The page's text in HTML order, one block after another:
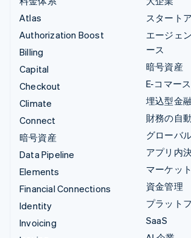
Atlas
Authorization Boost
Billing
Capital
Checkout
Climate
Connect
暗号資産
Data Pipeline
Elements
Financial Connections
Identity
Invoicing
スタート
エージェ
ース
暗号資産
E-コマース
埋込型金融
財務の自
グローバ
アプリ内
マーケッ
資金管理
プラット
SaaS